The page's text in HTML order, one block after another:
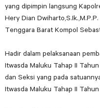
yang dipimpin langsung
Hery Dian
Tenggara Barat Kompol
Hadir dalam pelaksanaan
Itwasda Maluku Tahap II
dan Seksi yang pada
Itwasda Maluku Tahap II Tahun